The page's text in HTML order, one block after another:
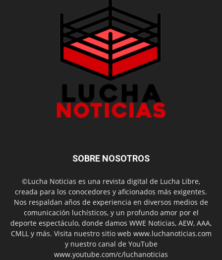
SOBRE NOSOTROS
©Lucha Noticias es una revista digital de Lucha Libre,
creada para los conocedores y aficionados más exigentes.
Nos respaldan años de experiencia en diversos medios de
comunicación luchísticos, y un profundo amor por el
deporte espectáculo, donde damos WWE Noticias, AEW, AAA,
CMLL y más. Visita nuestro sitio web www.luchanoticias.com
y nuestro canal de YouTube
www.youtube.com/c/luchanoticias